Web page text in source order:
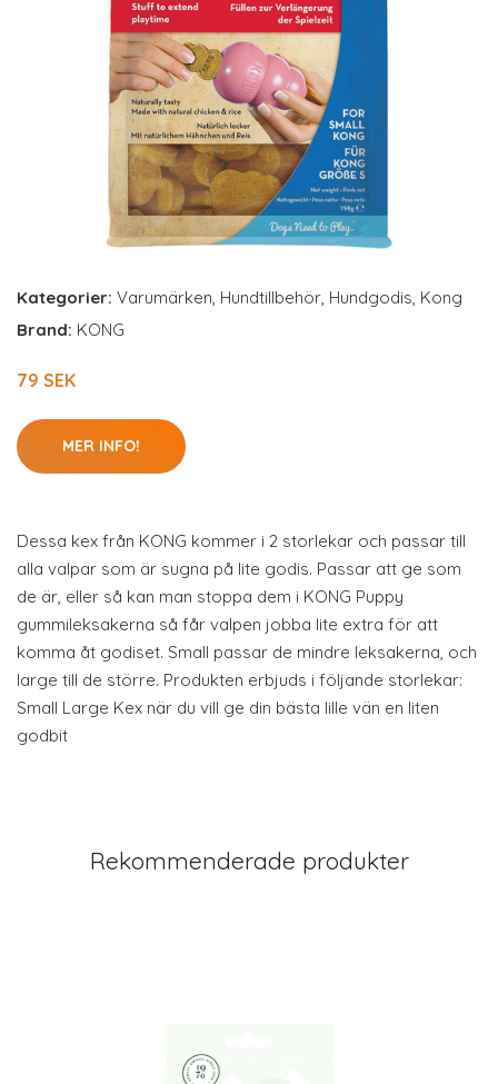
Kategorier: Varumärken, Hundtillbehör, Hundgodis, Kong
Brand: KONG
79 SEK
MER INFO!
Dessa kex från KONG kommer i 2 storlekar och passar till
alla valpar som är sugna på lite godis. Passar att ge som
de är, eller så kan man stoppa dem i KONG Puppy
gummileksakerna så får valpen jobba lite extra för att
komma åt godiset. Small passar de mindre leksakerna, och
large till de större. Produkten erbjuds i följande storlekar:
Small Large Kex när du vill ge din bästa lille vän en liten
godbit
Rekommenderade produkter